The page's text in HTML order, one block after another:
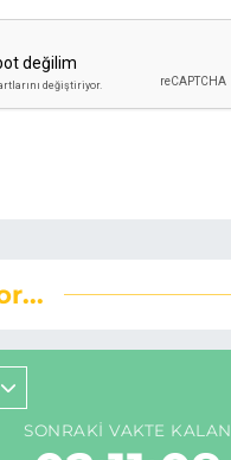
SONRAKI VAKTE KALAN